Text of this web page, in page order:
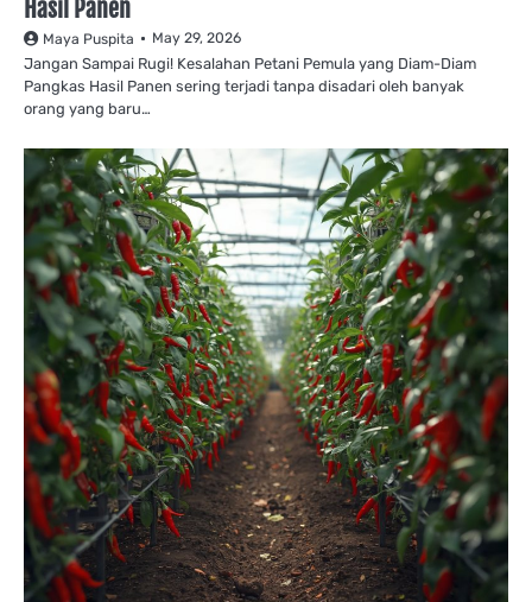
Hasil Panen
Maya Puspita May 29, 2026
Jangan Sampai Rugi! Kesalahan Petani Pemula yang Diam-Diam
Pangkas Hasil Panen sering terjadi tanpa disadari oleh banyak
orang yang baru…